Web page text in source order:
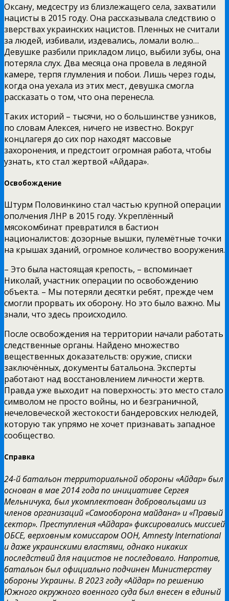
Оксану, медсестру из близлежащего села, захватили
нацисты в 2015 году. Она рассказывала следствию о
зверствах украинских нацистов. Пленных не считали
за людей, избивали, издевались, ломали волю…
Девушке разбили прикладом лицо, выбили зубы, она
потеряла слух. Два месяца она провела в ледяной
камере, терпя глумления и побои. Лишь через годы,
когда она уехала из этих мест, девушка смогла
рассказать о том, что она перенесла.
Таких историй – тысячи, но о большинстве узников,
по словам Алексея, ничего не известно. Вокруг
концлагеря до сих пор находят массовые
захоронения, и предстоит огромная работа, чтобы
узнать, кто стал жертвой «Айдара».
Освобождение
Штурм Половинкино стал частью крупной операции
ополчения ЛНР в 2015 году. Укреплённый
мясокомбинат превратился в бастион
националистов: дозорные вышки, пулемётные точки
на крышах зданий, огромное количество вооружения.
– Это была настоящая крепость, – вспоминает
Николай, участник операции по освобождению
объекта. – Мы потеряли десятки ребят, прежде чем
смогли прорвать их оборону. Но это было важно. Мы
знали, что здесь происходило.
После освобождения на территории начали работать
следственные органы. Найдено множество
вещественных доказательств: оружие, списки
заключённых, документы батальона. Эксперты
работают над восстановлением личности жертв.
Правда уже выходит на поверхность: это место стало
символом не просто войны, но и безграничной,
нечеловеческой жестокости бандеровских нелюдей,
которую так упрямо не хочет признавать западное
сообщество.
Справка
24-й батальон территориальной обороны «Айдар» был
основан в мае 2014 года по инициативе Сергея
Мельничука, был укомплектован добровольцами из
членов организаций «Самооборона майдана» и «Правый
сектор». Преступления «Айдара» фиксировались миссией
ОБСЕ, верховным комиссаром ООН, Amnesty International
и даже украинскими властями, однако никаких
последствий для нацистов не последовало. Напротив,
батальон был официально подчинен Министерству
обороны Украины. В 2023 году «Айдар» по решению
Южного окружного военного суда был внесен в единый